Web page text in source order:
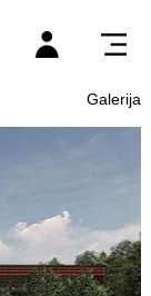
Galerija